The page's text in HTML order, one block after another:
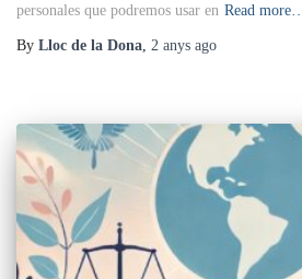
personales que podremos usar en Read more…
By Lloc de la Dona 2 anys ago